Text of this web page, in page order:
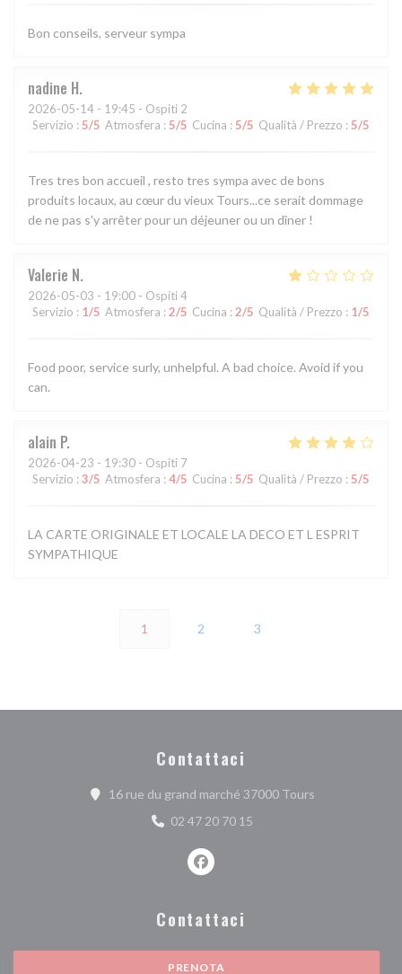
Bon conseils, serveur sympa
nadine H
2026-05-14 - 19:45 - Ospiti 2
Servizio : 5/5 Atmosfera : 5/5 Cucina : 5/5 Qualità / Prezzo : 5/5
Tres tres bon accueil , resto tres sympa avec de bons
produits locaux, au cœur du vieux Tours...ce serait dommage
de ne pas s'y arrêter pour un déjeuner ou un dîner !
Valerie N
2026-05-03 - 19:00 - Ospiti 4
Servizio : 1/5 Atmosfera : 2/5 Cucina : 2/5 Qualità / Prezzo : 1/5
Food poor, service surly, unhelpful. A bad choice. Avoid if you
can.
alain P
2026-04-23 - 19:30 - Ospiti 7
Servizio : 3/5 Atmosfera : 4/5 Cucina : 5/5 Qualità / Prezzo : 5/5
LA CARTE ORIGINALE ET LOCALE LA DECO ET L ESPRIT
SYMPATHIQUE
1 2 3
Contattaci
16 rue du grand marché 37000 Tours((apre una
02 47 20 70 15
Facebook ((apre una nuova
Contattaci
PRENOTA